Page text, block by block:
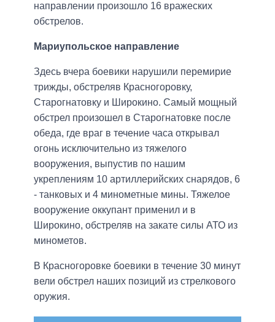
направлении произошло 16 вражеских
обстрелов.
Мариупольское направление
Здесь вчера боевики нарушили перемирие
трижды, обстреляв Красногоровку,
Старогнатовку и Широкино. Самый мощный
обстрел произошел в Старогнатовке после
обеда, где враг в течение часа открывал
огонь исключительно из тяжелого
вооружения, выпустив по нашим
укреплениям 10 артиллерийских снарядов, 6
- танковых и 4 минометные мины. Тяжелое
вооружение оккупант применил и в
Широкино, обстреляв на закате силы АТО из
минометов.
В Красногоровке боевики в течение 30 минут
вели обстрел наших позиций из стрелкового
оружия.